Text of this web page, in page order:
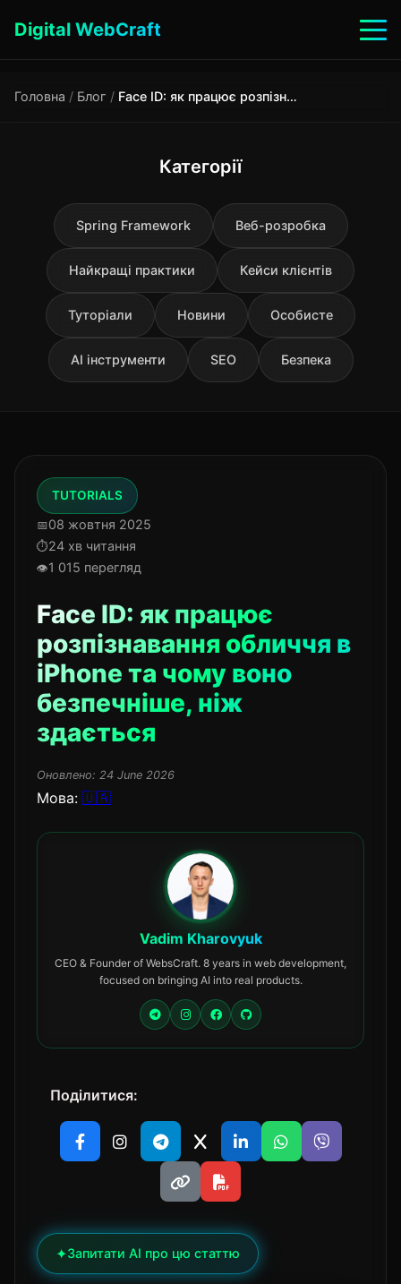
Digital WebCraft
Головна / Блог / Face ID: як працює розпізнавання обличчя в iPhone та чому воно безпечніше, ніж здається
Категорії
Spring Framework Веб-розробка
Найкращі практики Кейси клієнтів
Туторіали Новини Особисте
AI інструменти SEO Безпека
TUTORIALS
08 жовтня 2025
24 хв читання
1 015 перегляд
Face ID: як працює
розпізнавання обличчя в
iPhone та чому воно
безпечніше, ніж
здається
Оновлено: 24 June 2026
Мова: 🇺🇦
Vadim Kharovyuk
CEO & Founder of WebsCraft. 8 years in web development,
focused on bringing AI into real products.
Поділитися:
✦Запитати AI про цю статтю